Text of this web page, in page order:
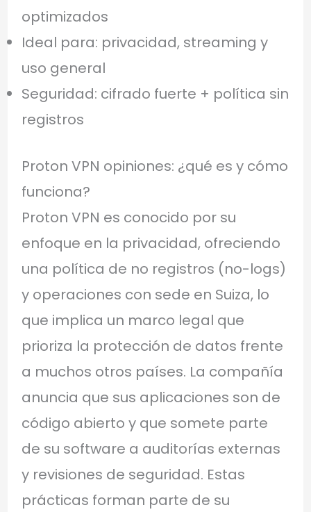
optimizados
Ideal para: privacidad, streaming y
uso general
Seguridad: cifrado fuerte + política sin
registros
Proton VPN opiniones: ¿qué es y cómo
funciona?
Proton VPN es conocido por su
enfoque en la privacidad, ofreciendo
una política de no registros (no-logs)
y operaciones con sede en Suiza, lo
que implica un marco legal que
prioriza la protección de datos frente
a muchos otros países. La compañía
anuncia que sus aplicaciones son de
código abierto y que somete parte
de su software a auditorías externas
y revisiones de seguridad. Estas
prácticas forman parte de su